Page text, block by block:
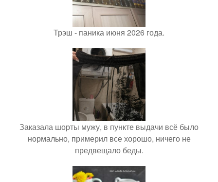
Трэш - паника июня 2026 года.
Заказала шорты мужу, в пункте выдачи всё было
нормально, примерил все хорошо, ничего не
предвещало беды.